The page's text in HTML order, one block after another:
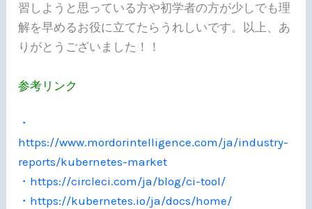
習しようと思っている方や初学者の方が少しでも理
解を早めるお役に立てたらうれしいです。以上、あ
りがとうございました！！
参考リンク
・
https://www.mordorintelligence.com/ja/industry-
reports/kubernetes-market
・https://circleci.com/ja/blog/ci-tool/
・https://kubernetes.io/ja/docs/home/